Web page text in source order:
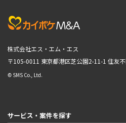
株式会社エス・エム・エス
〒105-0011 東京都港区芝公園2-11-1 住友
© SMS Co., Ltd.
サービス・案件を探す